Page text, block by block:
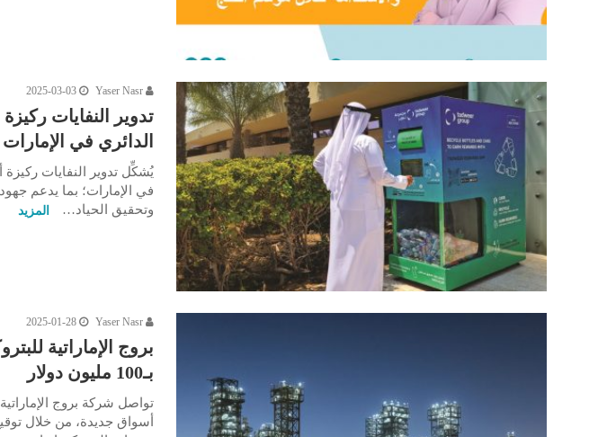
Yaser Nasr
2025-03-03
تدوير النفايات
الدائري في الإمارات
يُشكِّل تدوير النفايات
في الإمارات؛ بما يدعم جهود
وتحقيق الحياد…
المزيد
Yaser Nasr
2025-01-28
بـ100 مليون دولار
تواصل شركة بروج الإماراتية
أسواق جديدة، من خلال